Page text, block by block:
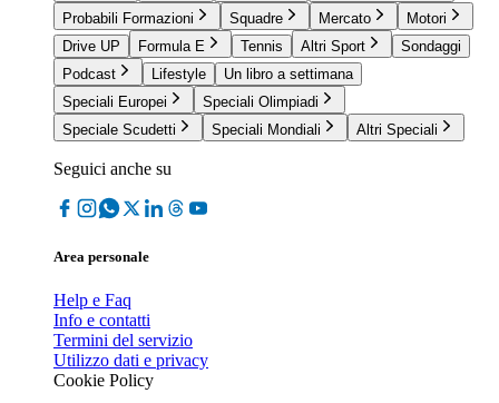
Probabili Formazioni
Squadre Mercato
Motori
Drive UP
Formula E Tennis Altri Sport
Sondaggi
Podcast
Lifestyle
Un libro a settimana
Speciali Europei
Speciali Olimpiadi
Speciale Scudetti
Speciali Mondiali Altri Speciali
Seguici anche su
Area personale
Help e Faq
Info e contatti
Termini del servizio
Utilizzo dati e privacy
Cookie Policy